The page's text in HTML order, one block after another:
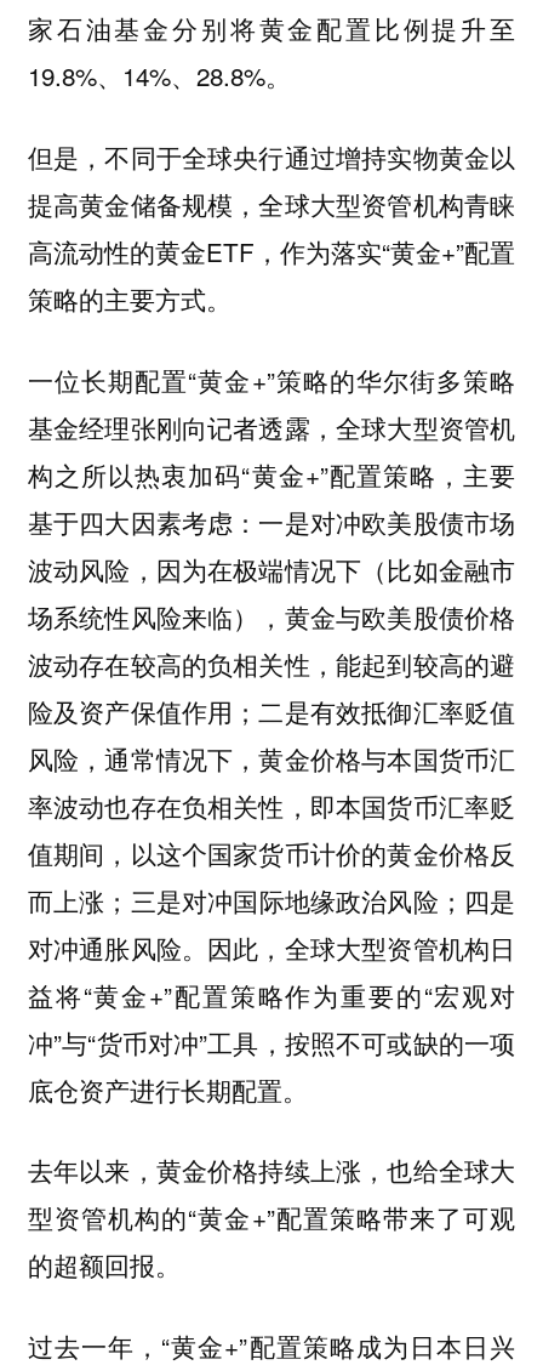
家石油基金分别将黄金配置比例提升至
19.8%、14%、28.8%。
但是，不同于全球央行通过增持实物黄金以
提高黄金储备规模，全球大型资管机构青睐
高流动性的黄金ETF，作为落实“黄金+”配置
策略的主要方式。
一位长期配置“黄金+”策略的华尔街多策略
基金经理张刚向记者透露，全球大型资管机
构之所以热衷加码“黄金+”配置策略，主要
基于四大因素考虑：一是对冲欧美股债市场
波动风险，因为在极端情况下（比如金融市
场系统性风险来临），黄金与欧美股债价格
波动存在较高的负相关性，能起到较高的避
险及资产保值作用；二是有效抵御汇率贬值
风险，通常情况下，黄金价格与本国货币汇
率波动也存在负相关性，即本国货币汇率贬
值期间，以这个国家货币计价的黄金价格反
而上涨；三是对冲国际地缘政治风险；四是
对冲通胀风险。因此，全球大型资管机构日
益将“黄金+”配置策略作为重要的“宏观对
冲”与“货币对冲”工具，按照不可或缺的一项
底仓资产进行长期配置。
去年以来，黄金价格持续上涨，也给全球大
型资管机构的“黄金+”配置策略带来了可观
的超额回报。
过去一年，“黄金+”配置策略成为日本日兴